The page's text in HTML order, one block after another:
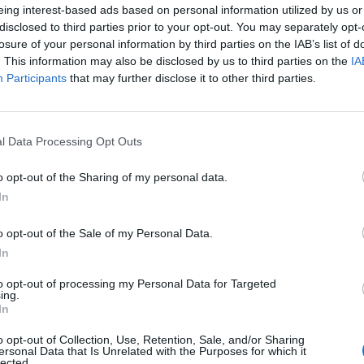
interest-based ads based on personal information utilized by us
to third parties prior to your opt-out. You may separately
of your personal information by third parties on the IAB’s list of
This information may also be disclosed by us to third parties on the
Participants that may further disclose it to other third parties.
Data Processing Opt Outs
opt-out of the Sharing of my personal data.
opt-out of the Sale of my Personal Data.
opt-out of processing my Personal Data for Targeted
opt-out of Collection, Use, Retention, Sale, and/or Sharing
Data that Is Unrelated with the Purposes for which it
Χρήση εργαλείων (Τροχούς, τρυπάνια, βιδολόγο κτλ)
Εργατικότητα
Ομαδικότητα
Παροχές
Ανταγωνιστικό μισθολογικό πακέτο
Τηλέφωνο επικοινωνίας: 2310797227, Εσωτερικό 6.